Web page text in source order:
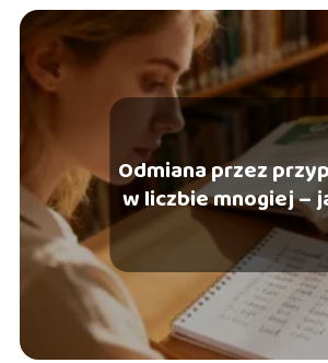
Odmiana przez
w liczbie mnogiej –
tworzyć?